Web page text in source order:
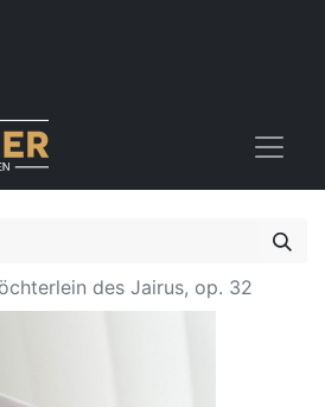
des Jairus, op. 32